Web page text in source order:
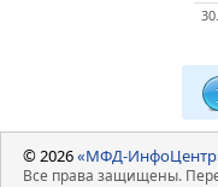
© 2026«МФД-
Все права защищены.